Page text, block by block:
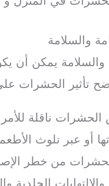
والسلامة يمكن أن
تأثير الحشرات
الحشرات ناقلة
أو عبر تلوث
من خطر
الجلدية